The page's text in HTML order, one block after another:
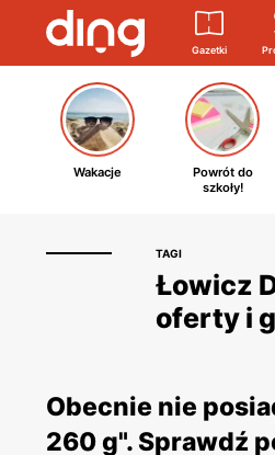
Gazetki
Wakacje
Powrót do
szkoły!
TAGI
Łowicz
oferty i
Obecnie nie
260 g". Sprawdź